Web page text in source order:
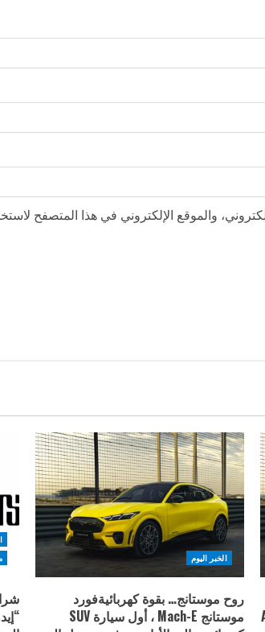
والموقع الإلكتروني في هذا المتصفح
الخبر اليوم
روح موستانج… بقوة كهربائيةفورد
موستانج Mach-E ، أول سيارة SUV